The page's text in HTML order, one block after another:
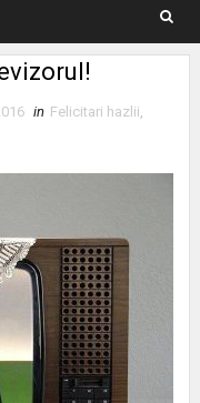
in Felicitari hazlii,